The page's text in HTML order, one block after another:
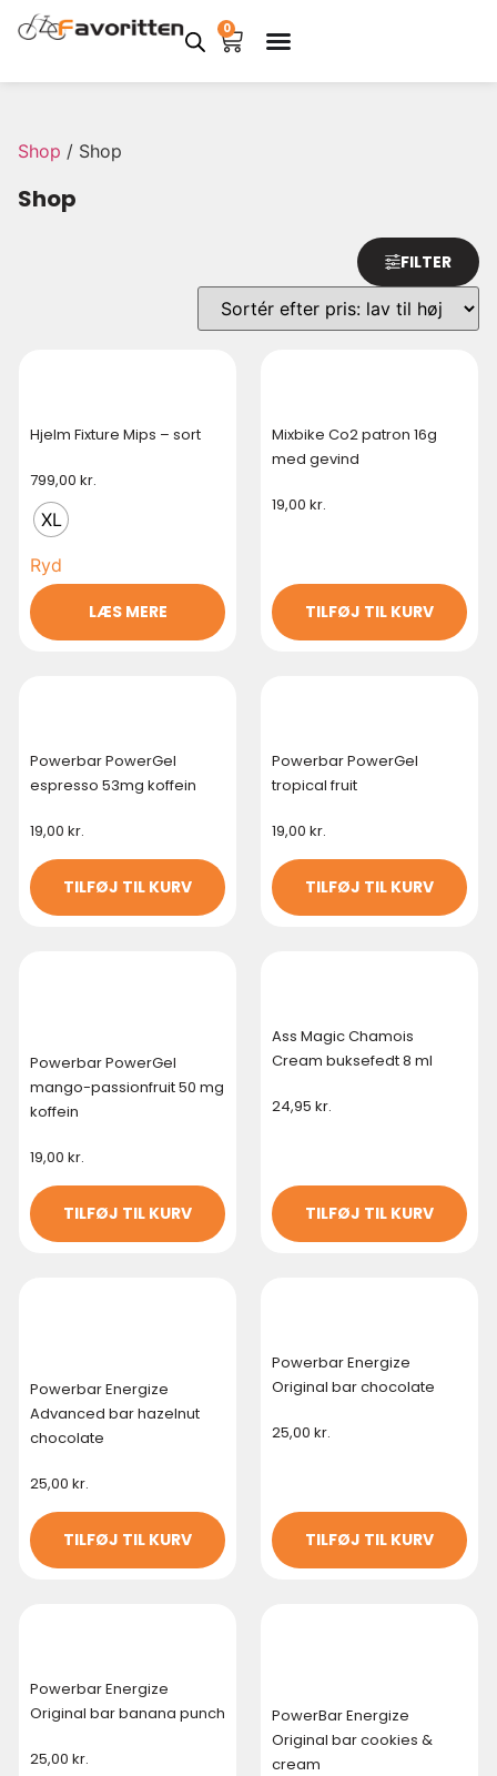
0
Shop / Shop
Shop
FILTER
Hjelm Fixture Mips – sort
799,00 kr.
XL
Ryd
LÆS MERE
Mixbike Co2 patron 16g
med gevind
19,00 kr.
TILFØJ TIL KURV
Powerbar PowerGel
espresso 53mg koffein
19,00 kr.
TILFØJ TIL KURV
Powerbar PowerGel
tropical fruit
19,00 kr.
TILFØJ TIL KURV
Powerbar PowerGel
mango-passionfruit 50 mg
koffein
19,00 kr.
TILFØJ TIL KURV
Ass Magic Chamois
Cream buksefedt 8 ml
24,95 kr.
TILFØJ TIL KURV
Powerbar Energize
Advanced bar hazelnut
chocolate
25,00 kr.
TILFØJ TIL KURV
Powerbar Energize
Original bar chocolate
25,00 kr.
TILFØJ TIL KURV
Powerbar Energize
Original bar banana punch
25,00 kr.
PowerBar Energize
Original bar cookies &
cream